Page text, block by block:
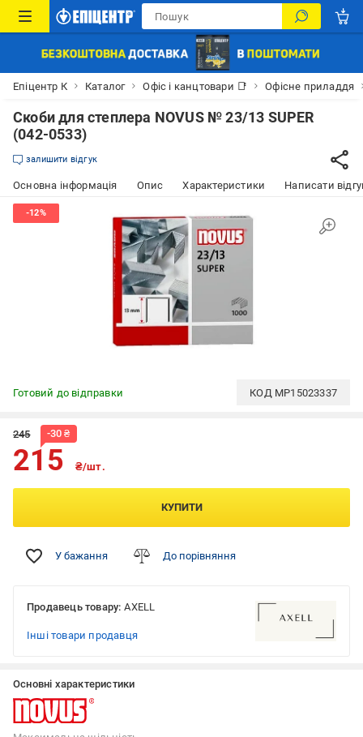
Епіцентр К Каталог Офіс і канцтовари 📑 Офісне приладдя
Скоби для степлера NOVUS № 23/13 SUPER
(042-0533)
залишити відгук
Основна інформація Опис Характеристики Написати
Готовий до відправки КОД MP15023337
245 -30 ₴
215 ₴/шт.
КУПИТИ
У бажання До порівняння
Продавець товару: AXELL
Інші товари продавця
Основні характеристики